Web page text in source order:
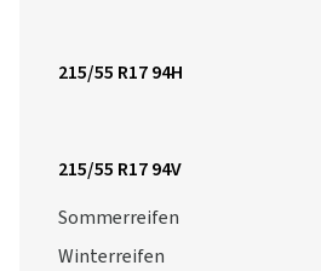
215/55 R17 94H
215/55 R17 94V
Sommerreifen
Winterreifen